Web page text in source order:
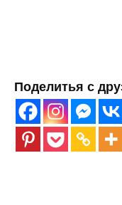
Поделитья с